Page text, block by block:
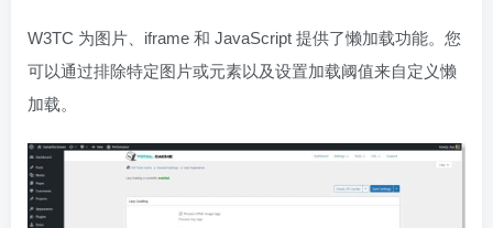
W3TC 为图片、iframe 和 JavaScript 提供了懒加载功能。您
可以通过排除特定图片或元素以及设置加载阈值来自定义懒
加载。